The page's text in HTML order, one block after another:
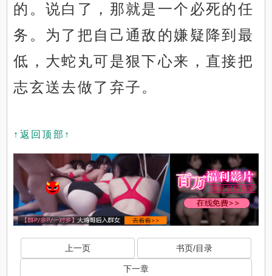
的。说白了，那就是一个必死的任
务。为了把自己通敌的嫌疑降到最
低，大蛇丸可是狠下心来，直接把
志玄送去做了弃子。
↑返回顶部↑
上一页 书页/目录
下一章